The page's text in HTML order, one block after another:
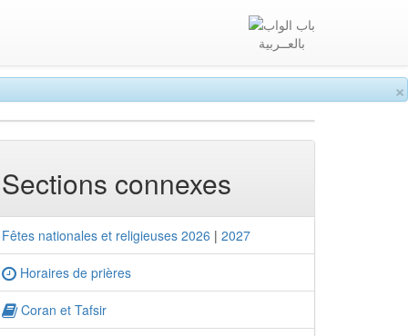
×
بالعــربية
Sections connexes
Fêtes nationales et religieuses 2026 | 2027
Horaires de prières
Coran et Tafsir